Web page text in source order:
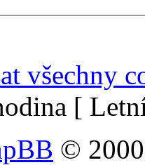
všechny
[
©